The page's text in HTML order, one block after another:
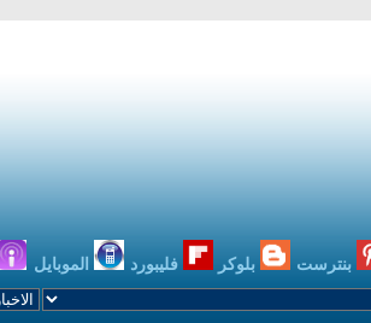
بنترست بلوكر فليبورد الموبايل